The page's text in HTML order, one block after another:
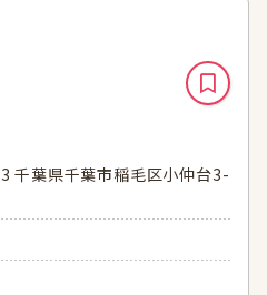
千葉県千葉市稲毛区小仲台3-